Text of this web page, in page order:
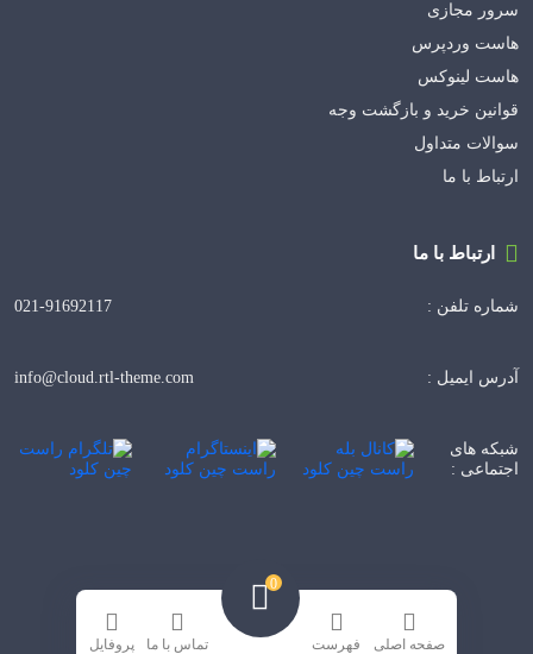
صفحه اصلی فهرست
0
تماس با ما پروفایل
سرور مجازی
هاست وردپرس
هاست لینوکس
قوانین خرید و بازگشت وجه
سوالات متداول
ارتباط با ما
ارتباط با ما
شماره تلفن : 021-91692117
آدرس ایمیل : info@cloud.rtl-theme.com
شبکه های
اجتماعی :
تمامی حقوق برای سایت راست‌چین محفوظ است.